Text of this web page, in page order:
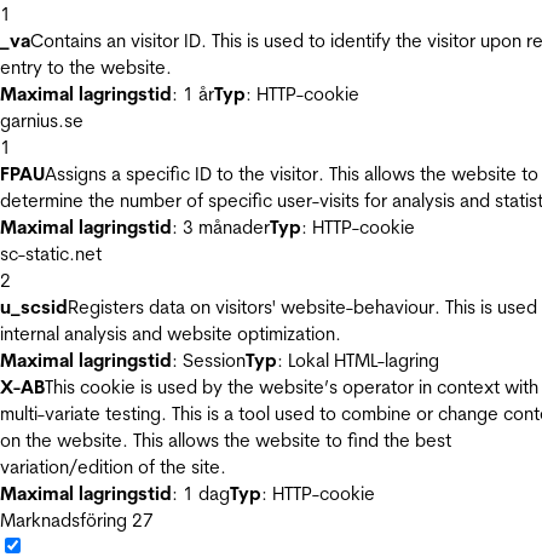
1
_vaContains an visitor ID. This is used to identify the visitor upon
entry to the website.
Maximal lagringstid: 1 årTyp: HTTP-cookie
garnius.se
1
FPAUAssigns a specific ID to the visitor. This allows the website to
determine the number of specific user-visits for analysis and
Maximal lagringstid: 3 månaderTyp: HTTP-cookie
sc-static.net
2
u_scsidRegisters data on visitors' website-behaviour. This is
internal analysis and website optimization.
Maximal lagringstid: SessionTyp: Lokal HTML-lagring
X-ABThis cookie is used by the website’s operator in context with
multi-variate testing. This is a tool used to combine or change
on the website. This allows the website to find the best
variation/edition of the site.
Maximal lagringstid: 1 dagTyp: HTTP-cookie
Marknadsföring 27